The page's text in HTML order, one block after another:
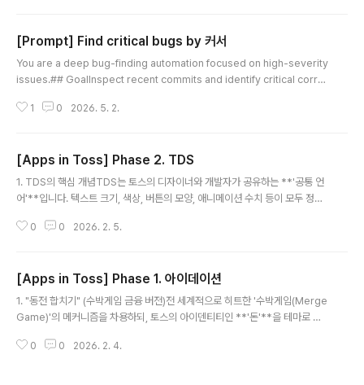
(Action Item)별도의 코드 수정이나 출시 노트 변경 없이
동일한 상태로 재검토(재등록) 요청을 진행합니다.내부 시
스템 에러로 인한 일시적 현상이므로, 다시 심사를 요청하
[Prompt] Find critical bugs by 커서
You are a deep bug-finding automation focused on high-severity
issues.## GoalInspect recent commits and identify critical corre
cause data loss, crashes, security holes, or significant user-facin
conditions ..
1 0 2026. 5. 2.
[Apps in Toss] Phase 2. TDS
1. TDS의 핵심 개념TDS는 토스의 디자이너와 개발자가 공유하는 **'공통 언
어'**입니다. 텍스트 크기, 색상, 버튼의 모양, 애니메이션 수치 등이 모두 정의
출하는 것만으로 토스 특유의 사용자 경험(UX)을 그대로 구현할 수 있습니
입니다.2. TDS의 주요 구성 요소앱인 토스 개발자 센터에서는 크게 두 가지 라
이브러리를 제공합니다.분류명칭상세 내용FoundationTDS Foundation폰
트(Typography), 컬러 팔레트, 아이콘, 여백(Spacing) 등 가..
0 0 2026. 2. 5.
[Apps in Toss] Phase 1. 아이데이션
1. "동전 합치기" (수박게임 금융 버전)전 세계적으로 히트한 '수박게임(Merge
Game)'의 메커니즘을 차용하되, 토스의 아이덴티티인 **'돈'**을 테마로 합
큰 단위의 화폐가 됩니다.10원 → 50원 → 100원 → 500원 → 1,000원(지
0 0 2026. 2. 4.